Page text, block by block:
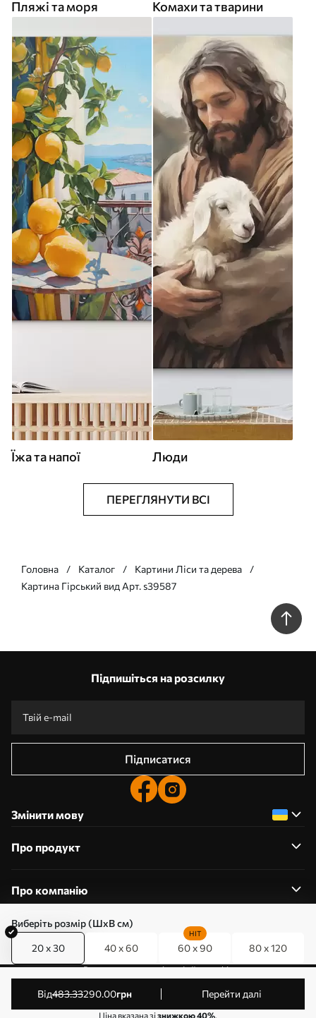
Виберіть розмір (ШхВ см)
20 x 30 40 x 60 60 x 90
HIT
80 x 120
від483.33290.00грн Перейти далі
Ціна вказана зізнижкою 40%.
Пляжі та моря Комахи та тварини
Їжа та напої Люди
ПЕРЕГЛЯНУТИ ВСІ
Головна Каталог
Картини Ліси та дерева
Картина Гірський вид Арт. s39587
Підпишіться на розсилку
Підписатися
Змінити мову
Про продукт
Про компанію
0800357223
Редагування дозволів на файли cookie
© 2011-2026 Art-holst. Усі права захищені. Власник:
ТОВ “КЛЄВЄР”. Код ЄДРПОУ: 31780602.